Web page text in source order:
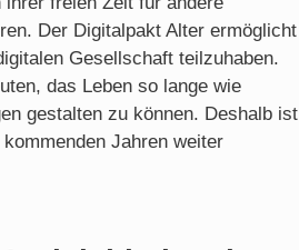
Der Digitalpakt Alter ermöglicht
Gesellschaft teilzuhaben.
das Leben so lange wie
gestalten zu können. Deshalb ist
Jahren weiter